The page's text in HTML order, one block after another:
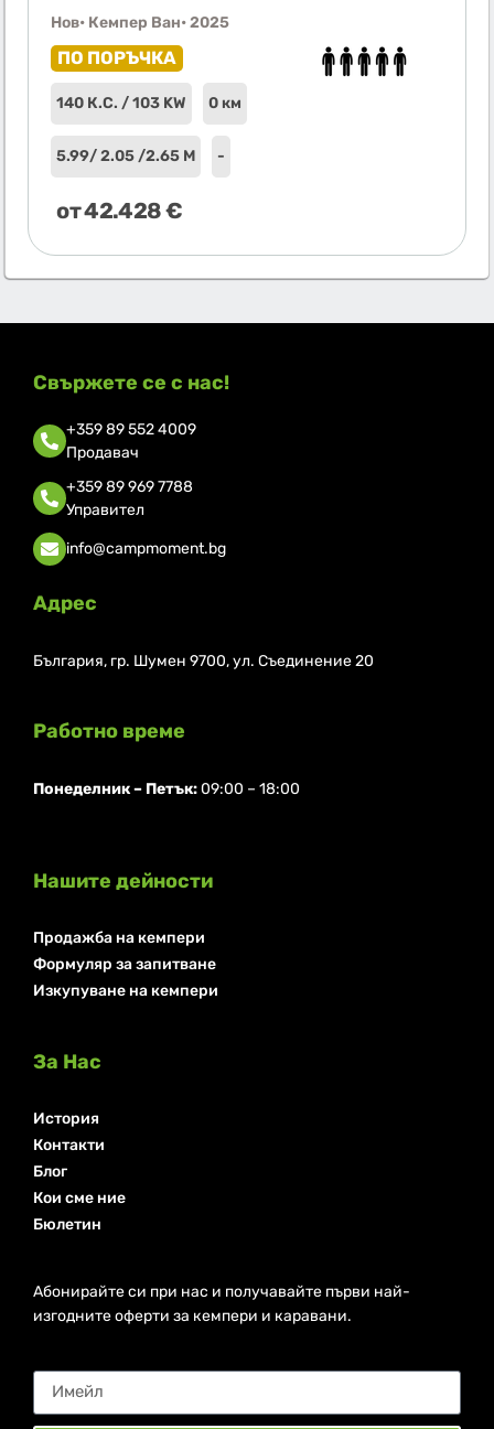
Нов• Кемпер Ван• 2025
ПО ПОРЪЧКА
140 К.С. / 103 KW 0 км
5.99/ 2.05 /2.65 М -
от42.428€
Свържете се с нас!
+359 89 552 4009
Продавач
+359 89 969 7788
Управител
info@campmoment.bg
Адрес
България, гр. Шумен 9700, ул. Съединение 20
Работно време
Понеделник ⁠– Петък:09:00 – 18:00
Нашите дейности
Продажба на кемпери
Формуляр за запитване
Изкупуване на кемпери
За Нас
История
Контакти
Блог
Кои сме ние
Бюлетин
Абонирайте си при нас и получавайте първи най-
изгодните оферти за кемпери и каравани.